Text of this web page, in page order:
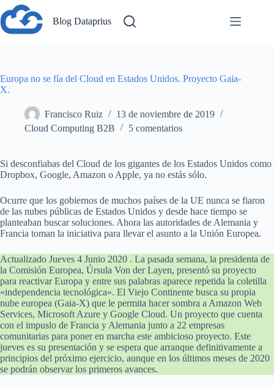
Saltar
al
contenido
Blog Dataprius
Europa no se fía del Cloud en Estados Unidos. Proyecto Gaia-
X.
Francisco Ruiz
13 de noviembre de 2019
Cloud Computing B2B
5 comentarios
Si desconfiabas del Cloud de los gigantes de los Estados Unidos como
Dropbox, Google, Amazon o Apple, ya no estás sólo.
Ocurre que los gobiernos de muchos países de la UE nunca se fiaron
de las nubes públicas de Estados Unidos y desde hace tiempo se
planteaban buscar soluciones. Ahora las autoridades de Alemania y
Francia toman la iniciativa para llevar el asunto a la Unión Europea.
Actualizado Jueves 4 Junio 2020 . La pasada semana, la presidenta de
la Comisión Europea, Úrsula Von der Layen, presentó su proyecto
para reactivar Europa y entre sus palabras aparece repetida la coletilla
«independencia tecnológica». El Viejo Continente busca su propia
nube europea (Gaia-X) que le permita hacer sombra a Amazon Web
Services, Microsoft Azure y Google Cloud. Un proyecto que cuenta
con el impuslo de Francia y Alemania junto a 22 empresas
comunitarias para poner en marcha este ambicioso proyecto. Este
jueves es su presentación y se espera que arranque definitivamente a
principios del próximo ejercicio, aunque en los últimos meses de 2020
se podrán observar los primeros avances.